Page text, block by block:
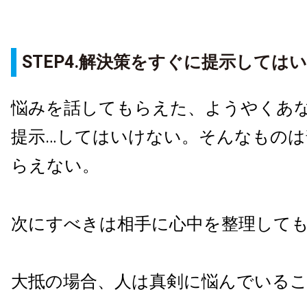
STEP4.解決策をすぐに提示しては
悩みを話してもらえた、ようやくあ
提示…してはいけない。そんなもの
らえない。
次にすべきは相手に心中を整理して
大抵の場合、人は真剣に悩んでいる